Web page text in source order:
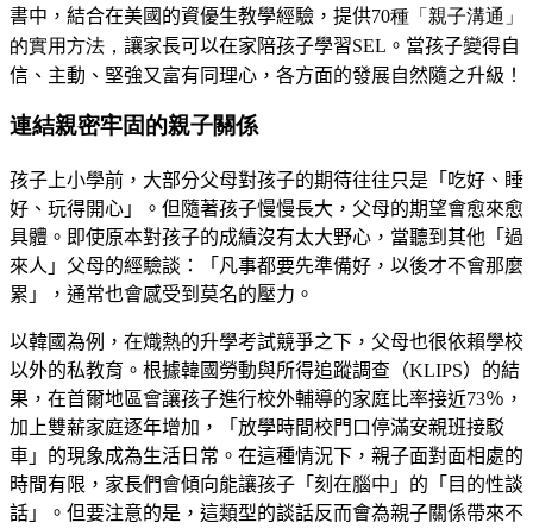
書中，結合在美國的資優生教學經驗 ，提供70種「親子溝通」
的實用方法， 讓家長可以在家陪孩子學習SEL 。 當孩子變得自
信、主動、堅強又富有同理心，各方面的發展自然隨之升級 ！
連結親密牢固的親子關係
孩子上小學前，大部分父母對孩子的期待往往只是「吃好、睡
好、玩得開心」。但隨著孩子慢慢長大，父母的期望會愈來愈
具體。即使原本對孩子的成績沒有太大野心，當聽到其他「過
來人」父母的經驗談：「凡事都要先準備好，以後才不會那麼
累」，通常也會感受到莫名的壓力。
以韓國為例，在熾熱的升學考試競爭之下，父母也很依賴學校
以外的私教育。根據韓國勞動與所得追蹤調查（KLIPS）的結
果，在首爾地區會讓孩子進行校外輔導的家庭比率接近73％，
加上雙薪家庭逐年增加，「放學時間校門口停滿安親班接駁
車」的現象成為生活日常。在這種情況下，親子面對面相處的
時間有限，家長們會傾向能讓孩子「刻在腦中」的「目的性談
話」。但要注意的是，這類型的談話反而會為親子關係帶來不